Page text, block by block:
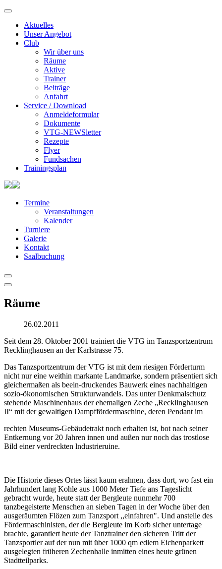
Aktuelles
Unser Angebot
Club
Wir über uns
Räume
Aktive
Trainer
Beiträge
Anfahrt
Service / Download
Anmeldeformular
Dokumente
VTG-NEWSletter
Rezepte
Flyer
Fundsachen
Trainingsplan
Termine
Veranstaltungen
Kalender
Turniere
Galerie
Kontakt
Saalbuchung
Räume
26.02.2011
Seit dem 28. Oktober 2001 trainiert die VTG im Tanzsportzentrum
Recklinghausen an der Karlstrasse 75.
Das Tanzsportzentrum der VTG ist mit dem riesigen Förderturm
nicht nur eine weithin markante Landmarke, sondern präsentiert sich
gleichermaßen als beein-druckendes Bauwerk eines nachhaltigen
sozio-ökonomischen Strukturwandels. Das unter Denkmalschutz
stehende Maschinenhaus der ehemaligen Zeche „Recklinghausen
II“ mit der gewaltigen Dampffördermaschine, deren Pendant im
rechten Museums-Gebäudetrakt noch erhalten ist, bot nach seiner
Entkernung vor 20 Jahren innen und außen nur noch das trostlose
Bild einer verdreckten lndustrieruine.
Die Historie dieses Ortes lässt kaum erahnen, dass dort, wo fast ein
Jahrhundert lang Kohle aus 1000 Meter Tiefe ans Tageslicht
gebracht wurde, heute statt der Bergleute nunmehr 700
tanzbegeisterte Menschen an sieben Tagen in der Woche über den
ausgeräumten Flözen zum Tanzsport ,,einfahren". Und anstelle des
Fördermaschinisten, der die Bergleute im Korb sicher untertage
brachte, garantiert heute der Tanztrainer den sicheren Tritt der
Tanzsportler auf der nun mit über 1000 qm edlem Eichenparkett
ausgelegten früheren Zechenhalle inmitten eines heute grünen
Stadtteilparks.